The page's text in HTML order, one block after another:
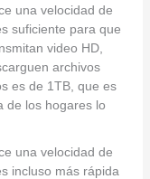
una velocidad de
suficiente para que
video HD,
archivos
es de 1TB, que es
de los hogares lo
una velocidad de
incluso más rápida